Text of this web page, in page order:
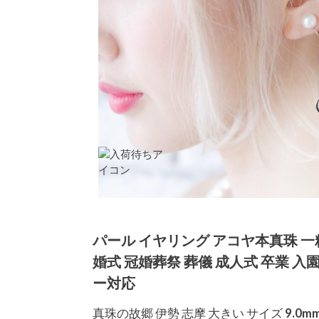
パール イヤリング アコヤ本真珠
婚式 冠婚葬祭 葬儀 成人式 卒業 入
ー対応
真珠の故郷 伊勢 志摩 大きい サイズ